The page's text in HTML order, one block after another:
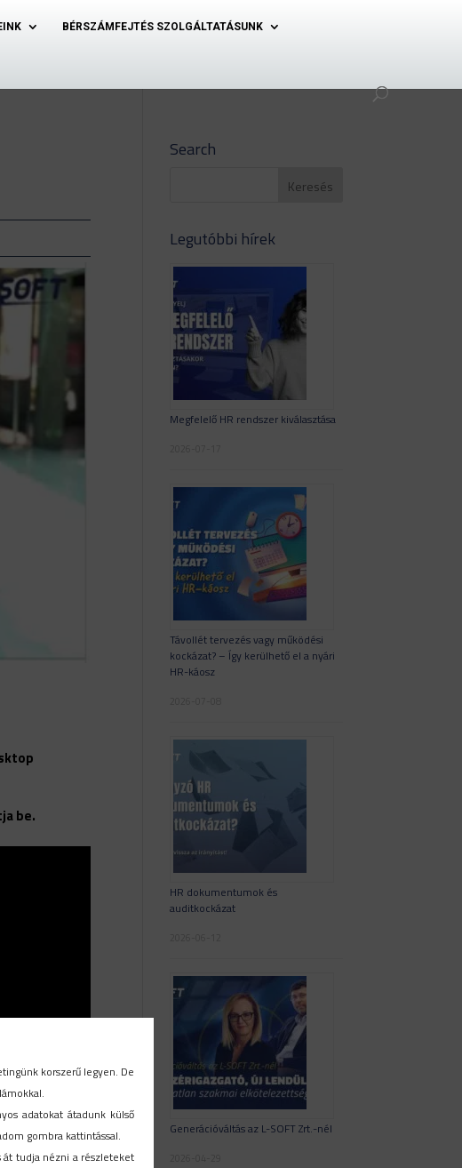
BÉRSZÁMFEJTÉS SZOLGÁLTATÁSUNK
be.
Search
Legutóbbi hírek
Megfelelő HR rendszer kiválasztása
Távollét tervezés vagy működési
kockázat? – Így kerülhető el a nyári
HR-káosz
HR dokumentumok és
auditkockázat
Generációváltás az L-SOFT Zrt.-nél
korszerű legyen. De
adatokat átadunk külső
gombra kattintással.
tudja nézni a részleteket